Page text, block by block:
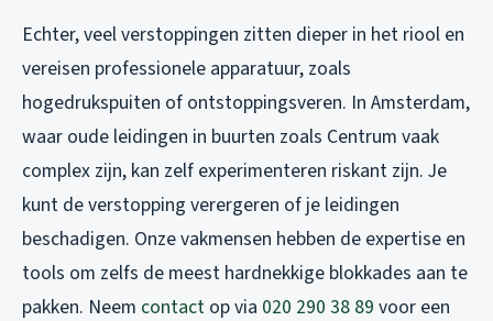
Echter, veel verstoppingen zitten dieper in het riool en
vereisen professionele apparatuur, zoals
hogedrukspuiten of ontstoppingsveren. In Amsterdam,
waar oude leidingen in buurten zoals Centrum vaak
complex zijn, kan zelf experimenteren riskant zijn. Je
kunt de verstopping verergeren of je leidingen
beschadigen. Onze vakmensen hebben de expertise en
tools om zelfs de meest hardnekkige blokkades aan te
pakken. Neem contact op via 020 290 38 89 voor een